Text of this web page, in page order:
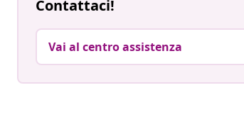
Contattaci!
Vai al centro assistenza